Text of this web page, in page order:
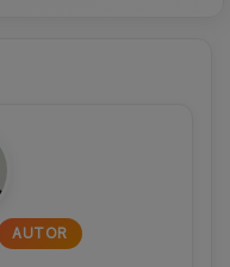
AUTOR